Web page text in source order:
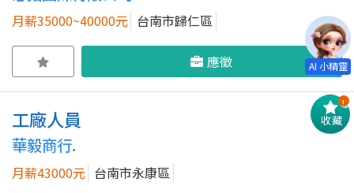
月薪35000~40000元 台南市歸仁區
應徵
工廠人員
華毅商行.
月薪43000元 台南市永康區
收藏
!